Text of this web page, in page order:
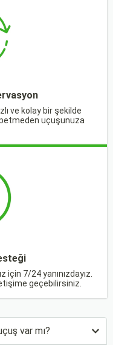
ve kolay bir şekilde
uçuşunuza
7/24 yanınızdayız.
geçebilirsiniz.
var mı?